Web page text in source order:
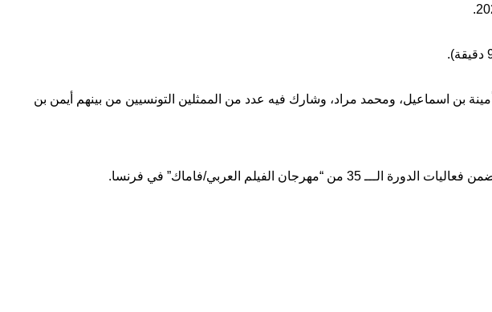
من العام الماضي، وهو من بطولة أمينة بن اسماعيل، ومحمد مراد، وشارك فيه عدد من الممثلين التونسيين من بينهم أيمن بن
العربي/فاماك” في فرنسا.